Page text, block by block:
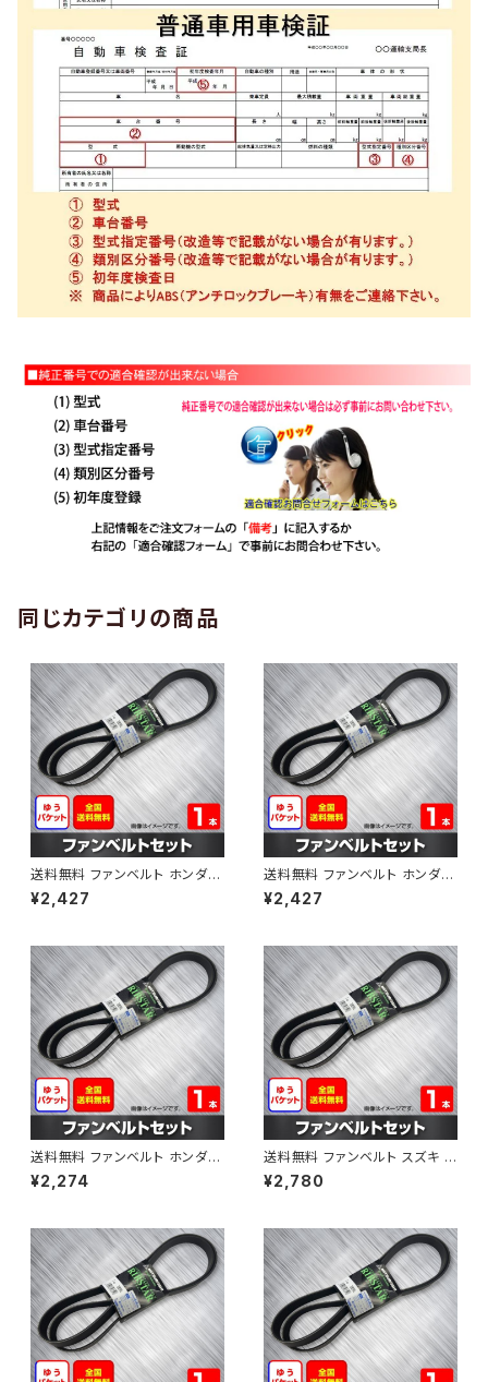
同じカテゴリの商品
送料無料 ファンベルト ホンダ
ゼスト 型式JE1 H18.03～H24.
11 （国内トップメーカー） 1本 H
¥2,427
送料無料 ファンベルト ホンダ ラ
イフ 型式JB6 H15.09～H20.1
1 （国内トップメーカー） 1本 HA
¥2,427
送料無料 ファンベルト ホンダ フ
ィット 型式GE6 H19.10～H25.
09 （国内トップメーカー） 1本 H
¥2,274
送料無料 ファンベルト スズキ ス
ペーシア 型式MK32S H25.03
～H30.02 （国内トップメーカ
¥2,780